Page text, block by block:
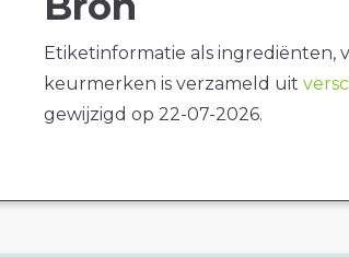
Etiketinformatie als ingrediënten,
keurmerken is verzameld uit
gewijzigd op 22-07-2026.